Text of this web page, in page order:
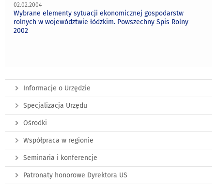
02.02.2004
Wybrane elementy sytuacji ekonomicznej gospodarstw
rolnych w województwie łódzkim. Powszechny Spis Rolny
2002
Informacje o Urzędzie
Specjalizacja Urzędu
Ośrodki
Współpraca w regionie
Seminaria i konferencje
Patronaty honorowe Dyrektora US